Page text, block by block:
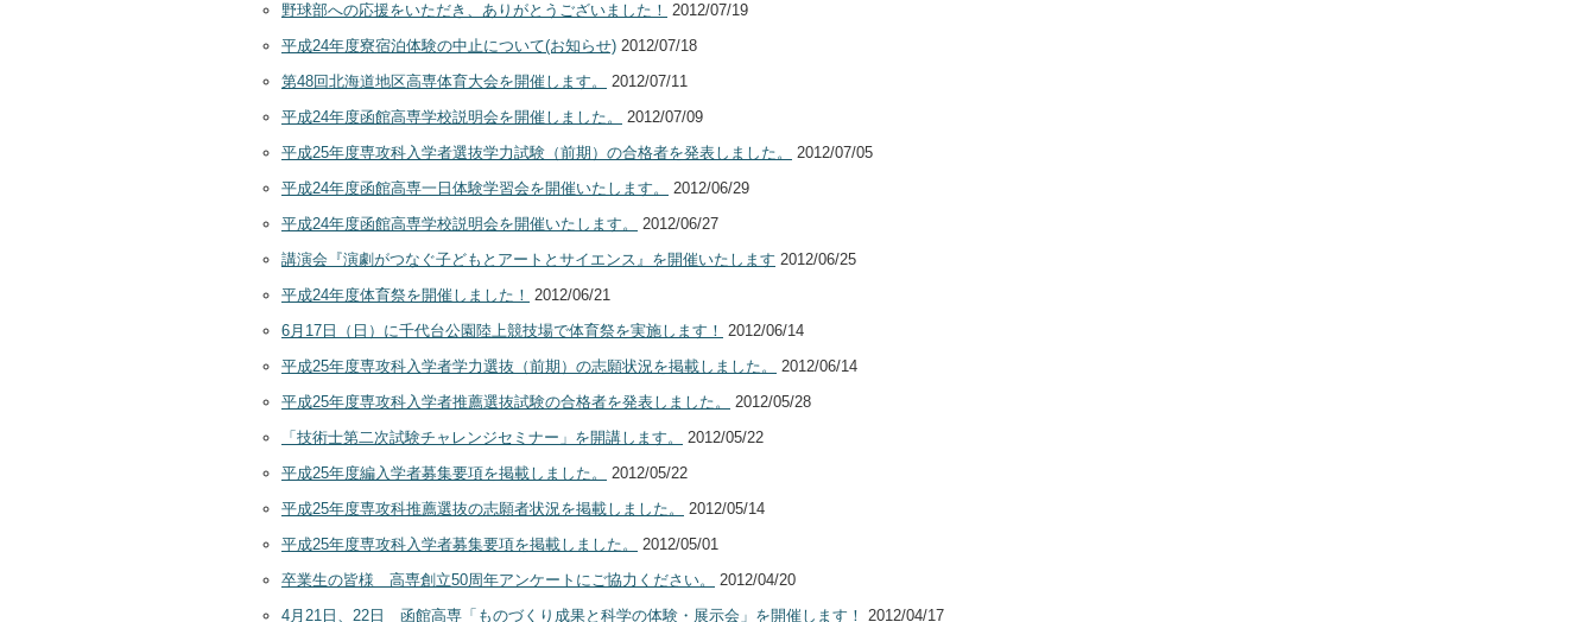
野球部への応援をいただき、ありがとうございました！ 2012/07/19
平成24年度寮宿泊体験の中止について(お知らせ) 2012/07/18
第48回北海道地区高専体育大会を開催します。
2012/07/11
平成24年度函館高専学校説明会を開催しました。
2012/07/09
平成25年度専攻科入学者選抜学力試験（前期）の合格者を発表しました。
2012/07/05
平成24年度函館高専一日体験学習会を開催いたします。
2012/06/29
平成24年度函館高専学校説明会を開催いたします。
2012/06/27
講演会『演劇がつなぐ子どもとアートとサイエンス』を開催いたします 2012/06/25
平成24年度体育祭を開催しました！ 2012/06/21
6月17日（日）に千代台公園陸上競技場で体育祭を実施します！ 2012/06/14
平成25年度専攻科入学者学力選抜（前期）の志願状況を掲載しました。
2012/06/14
平成25年度専攻科入学者推薦選抜試験の合格者を発表しました。
2012/05/28
「技術士第二次試験チャレンジセミナー」を開講します。
2012/05/22
平成25年度編入学者募集要項を掲載しました。
2012/05/22
平成25年度専攻科推薦選抜の志願者状況を掲載しました。
2012/05/14
平成25年度専攻科入学者募集要項を掲載しました。
2012/05/01
卒業生の皆様 高専創立50周年アンケートにご協力ください。
2012/04/20
4月21日、22日 函館高専「ものづくり成果と科学の体験・展示会」を開催します！ 2012/04/17